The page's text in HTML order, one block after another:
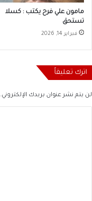
مامون علي فرح يكتب : كسلا
تستحق
فبراير 14, 2026
اترك تعليقاً
لن يتم نشر عنوان بريدك الإلكتروني.